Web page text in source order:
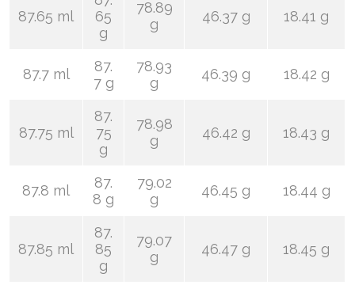
87.65 ml
65
g
78.89
g
46.37 g 18.41 g
87.7 ml
87.
7 g
78.93
g
46.39 g 18.42 g
87.75 ml
87.
75
g
78.98
g
46.42 g 18.43 g
87.8 ml
87.
8 g
79.02
g
46.45 g 18.44 g
87.85 ml
87.
85
g
79.07
g
46.47 g 18.45 g